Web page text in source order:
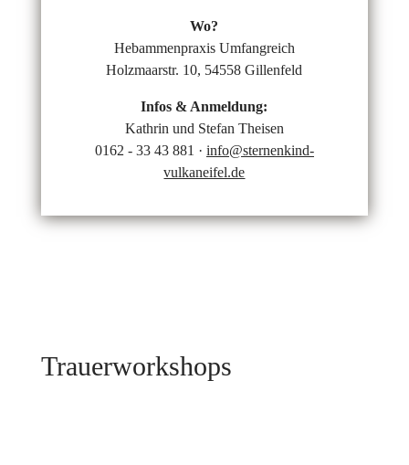
Wo?
Hebammenpraxis Umfangreich
Holzmaarstr. 10, 54558 Gillenfeld
Infos & Anmeldung:
Kathrin und Stefan Theisen
0162 - 33 43 881 · info@sternenkind-
vulkaneifel.de
Trauerworkshops